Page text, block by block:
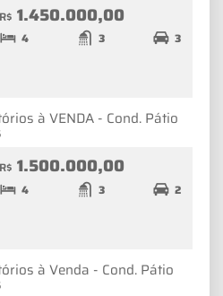
R$ 1.450.000,00
4 3 3
à VENDA - Cond. Pátio
R$ 1.500.000,00
4 3 2
à Venda - Cond. Pátio